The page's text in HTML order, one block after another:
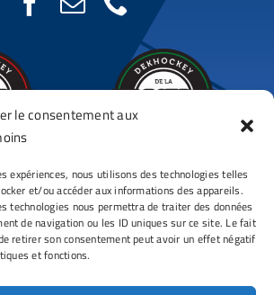
le consentement aux
expériences, nous utilisons des technologies telles
et/ou accéder aux informations des appareils.
technologies nous permettra de traiter des données
de navigation ou les ID uniques sur ce site. Le fait
retirer son consentement peut avoir un effet négatif
et fonctions.
Complexe DDLC
St-Augustin
190, Route 138
St-Augustin (Québec)